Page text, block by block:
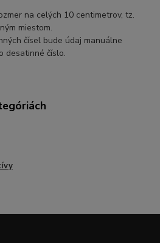
na celých 10 centimetrov, tz.
miestom.
čísel bude údaj manuálne
desatinné číslo.